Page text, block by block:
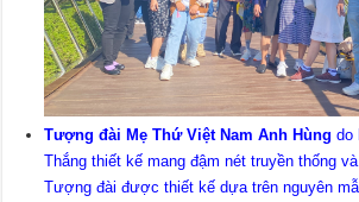
Tượng đài Mẹ Thứ Việt Nam Anh Hùngdo
Thắng thiết kế mang đậm nét truyền thống
Tượng đài được thiết kế dựa trên nguyên